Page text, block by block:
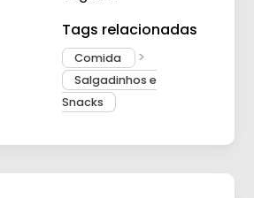
Tags relacionadas
Comida
Salgadinhos e
Snacks